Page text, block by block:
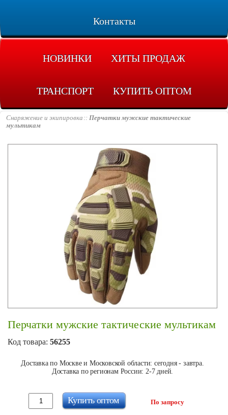
Контакты
НОВИНКИ ХИТЫ ПРОДАЖ
ТРАНСПОРТ КУПИТЬ ОПТОМ
Снаряжение и экипировка
Перчатки мужские тактические
мультикам
Перчатки мужские тактические мультикам
Код товара: 56255
Доставка по Москве и Московской области: сегодня - завтра.
Доставка по регионам России: 2-7 дней.
По запросу
Купить оптом